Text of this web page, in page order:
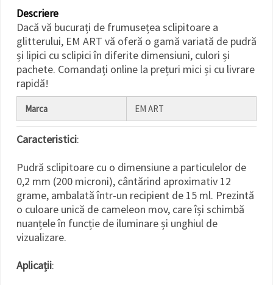
Descriere
Dacă vă bucurați de frumusețea sclipitoare a
glitterului, EM ART vă oferă o gamă variată de pudră
și lipici cu sclipici în diferite dimensiuni, culori și
pachete. Comandați online la prețuri mici și cu livrare
rapidă!
Marca EM ART
Caracteristici:
Pudră sclipitoare cu o dimensiune a particulelor de
0,2 mm (200 microni), cântărind aproximativ 12
grame, ambalată într-un recipient de 15 ml. Prezintă
o culoare unică de cameleon mov, care își schimbă
nuanțele în funcție de iluminare și unghiul de
vizualizare.
Aplicații: